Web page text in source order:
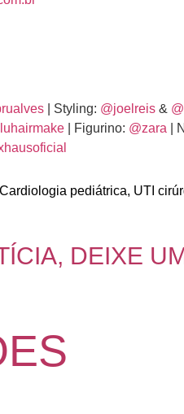
| Styling: @joelreis &
| Figurino: @zara |
pediátrica, UTI
DEIXE